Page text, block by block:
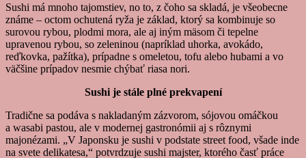
Sushi má mnoho tajomstiev, no to, z čoho sa skladá, je všeobecne
známe – octom ochutená ryža je základ, ktorý sa kombinuje so
surovou rybou, plodmi mora, ale aj iným mäsom či tepelne
upravenou rybou, so zeleninou (napríklad uhorka, avokádo,
reďkovka, pažítka), prípadne s omeletou, tofu alebo hubami a vo
väčšine prípadov nesmie chýbať riasa nori.
Sushi je stále plné prekvapení
Tradične sa podáva s nakladaným zázvorom, sójovou omáčkou
a wasabi pastou, ale v modernej gastronómii aj s rôznymi
majonézami. „V Japonsku je sushi v podstate street food, všade inde
na svete delikatesa,“ potvrdzuje sushi majster, ktorého časť práce